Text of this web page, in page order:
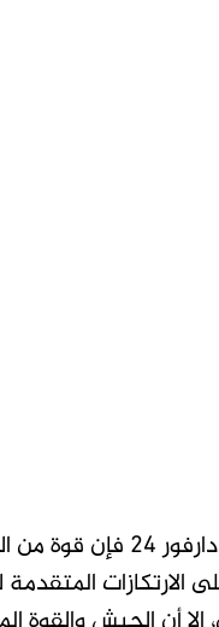
وبحسب موقع دارفور 24
الارتكازات